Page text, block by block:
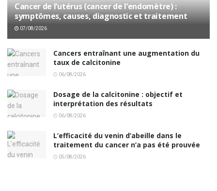
Cancer de l’utérus (cancer de l’endomètre) :
symptômes, causes, diagnostic et traitement
07/08/2026
Cancers entraînant une augmentation du
taux de calcitonine
06/08/2026
Dosage de la calcitonine : objectif et
interprétation des résultats
06/08/2026
L’efficacité du venin d’abeille dans le
traitement du cancer n’a pas été prouvée
05/08/2026